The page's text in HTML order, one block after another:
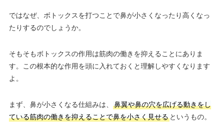
ではなぜ、ボトックスを打つことで鼻が小さくなったり高くなっ
たりするのでしょうか。
そもそもボトックスの作用は筋肉の働きを抑えることにありま
す。この根本的な作用を頭に入れておくと理解しやすくなります
よ。
まず、鼻が小さくなる仕組みは、
鼻翼や鼻の穴を広げる動きをし
ている筋肉の働きを抑えることで鼻を小さく見せるというもの。